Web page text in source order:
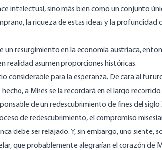
intelectual, sino más bien como un conjunto
la riqueza de estas ideas y la profundidad
un resurgimiento en la economía austriaca,
realidad asumen proporciones históricas.
considerable para la esperanza. De cara al
hecho, a Mises se la recordará en el largo
de un redescubrimiento de fines del
de redescubrimiento, el compromiso
debe ser relajado. Y, sin embargo, uno siente,
que probablemente alegrarían el corazón de